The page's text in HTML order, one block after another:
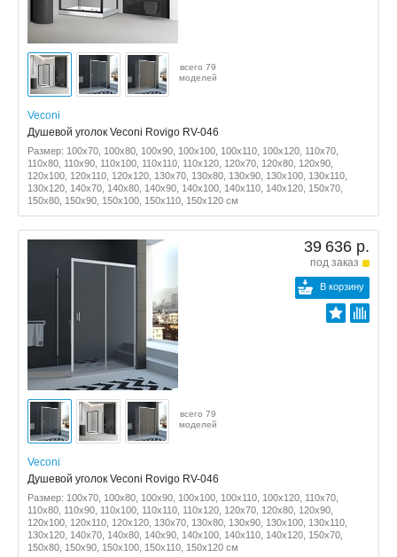
всего 79
моделей
Veconi
Душевой уголок Veconi Rovigo RV-046
Размер: 100x70, 100x80, 100x90, 100x100, 100x110, 100x120, 110x70,
110x80, 110x90, 110x100, 110x110, 110x120, 120x70, 120x80, 120x90,
120x100, 120x110, 120x120, 130x70, 130x80, 130x90, 130x100, 130x110,
130x120, 140x70, 140x80, 140x90, 140x100, 140x110, 140x120, 150x70,
150x80, 150x90, 150x100, 150x110, 150x120 см
39 636 р.
под заказ
В корзину
всего 79
моделей
Veconi
Душевой уголок Veconi Rovigo RV-046
Размер: 100x70, 100x80, 100x90, 100x100, 100x110, 100x120, 110x70,
110x80, 110x90, 110x100, 110x110, 110x120, 120x70, 120x80, 120x90,
120x100, 120x110, 120x120, 130x70, 130x80, 130x90, 130x100, 130x110,
130x120, 140x70, 140x80, 140x90, 140x100, 140x110, 140x120, 150x70,
150x80, 150x90, 150x100, 150x110, 150x120 см